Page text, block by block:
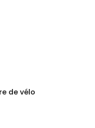
de vélo